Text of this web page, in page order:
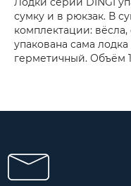
сумку и в рюкзак. В
комплектации:
упакована сама
герметичный. Объём